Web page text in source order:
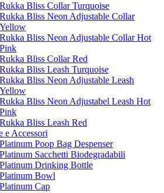
Rukka Bliss Collar Turquoise
Rukka Bliss Neon Adjustable Collar
Yellow
Rukka Bliss Neon Adjustable Collar Hot
Pink
Rukka Bliss Collar Red
Rukka Bliss Leash Turquoise
Rukka Bliss Neon Adjustable Leash
Yellow
Rukka Bliss Neon Adjustabel Leash Hot
Pink
Rukka Bliss Leash Red
e Accessori
Platinum Poop Bag Despenser
Platinum Sacchetti Biodegradabili
Platinum Drinking Bottle
Platinum Bowl
Platinum Cap